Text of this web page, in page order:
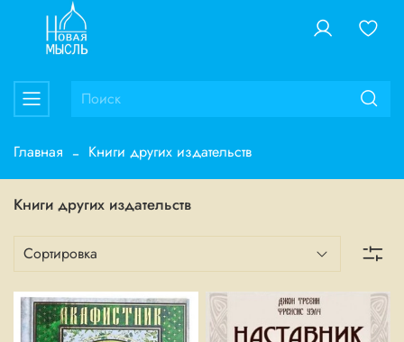
Главная Книги других издательств
Книги других издательств